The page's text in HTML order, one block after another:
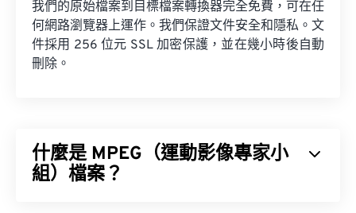
我們的原始檔案到目標檔案轉換器完全免費，可在任
何網路瀏覽器上運作。我們保證文件安全和隱私。文
件採用 256 位元 SSL 加密保護，並在幾小時後自動
刪除。
什麼是 MPEG（運動影像專家小
組）檔案？